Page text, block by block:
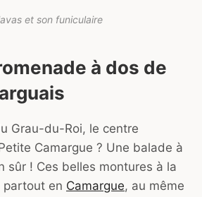
et son funiculaire
à dos de
Grau-du-Roi, le centre
Camargue ? Une balade à
sûr ! Ces belles montures à la
partout en Camargue, au même